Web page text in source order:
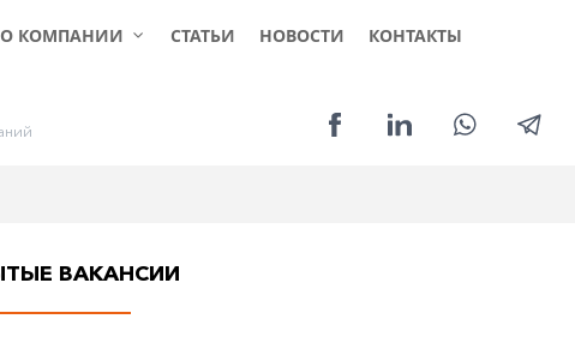
О КОМПАНИИ СТАТЬИ НОВОСТИ КОНТАКТЫ
ний
ВАКАНСИИ